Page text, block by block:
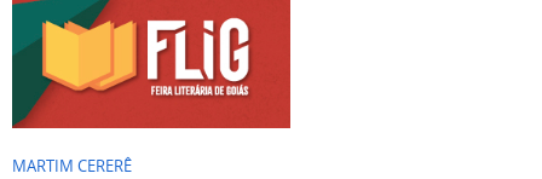
MARTIM CERERÊ